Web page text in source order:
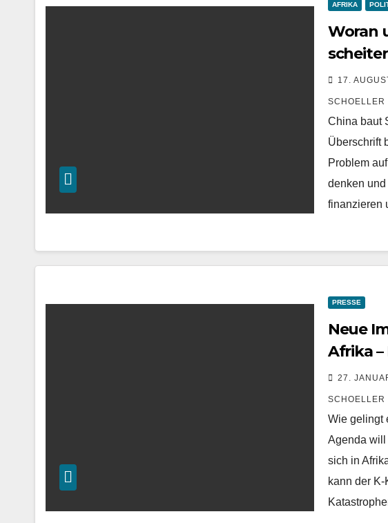
AFRIKA
Woran
17.
SCHOELLER
China baut
Überschrift
Problem
denken
finanzieren
PRESSE
Neue
Afrika
27.
SCHOELLER
Wie gelingt
Agenda will
sich in
kann der